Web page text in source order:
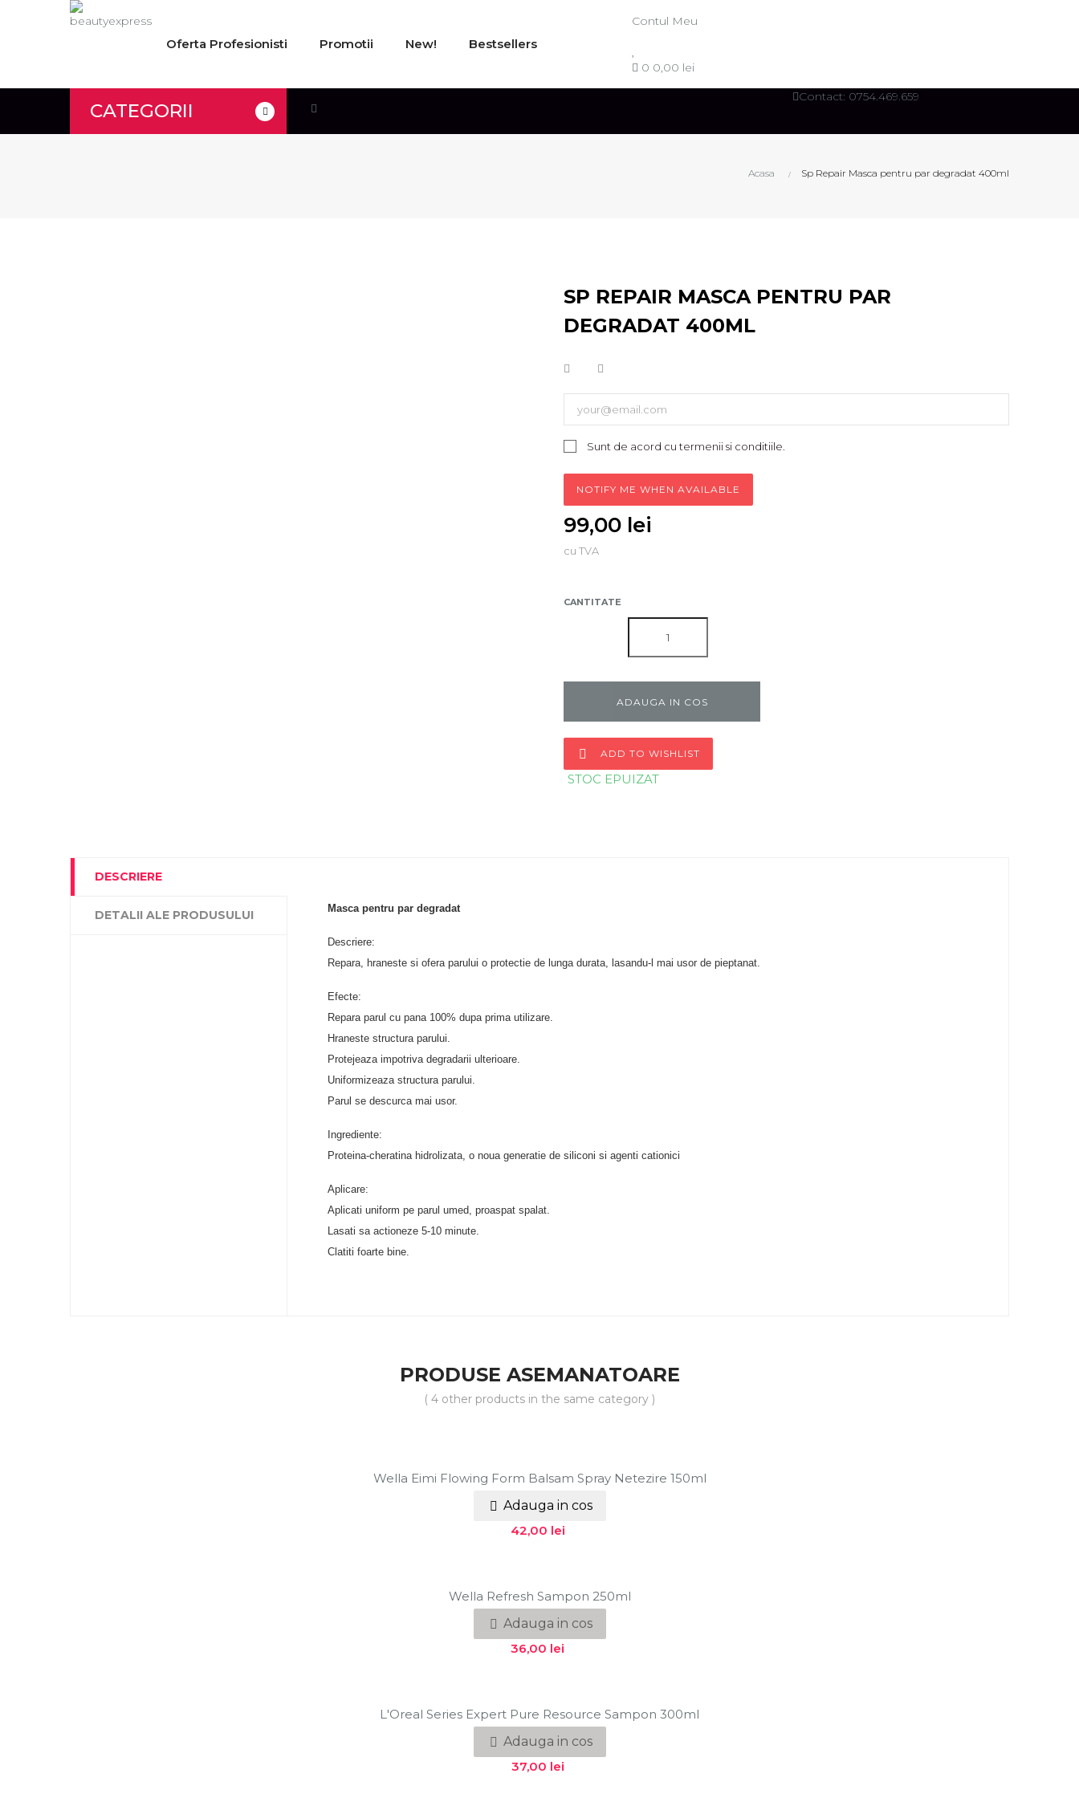
Oferta Profesionisti Promotii New! Bestsellers
Contul Meu
0 0,00 lei
CATEGORII
Contact: 0754.469.659
Acasa Sp Repair Masca pentru par degradat 400ml
SP REPAIR MASCA PENTRU PAR
DEGRADAT 400ML
Sunt de acord cu termenii si conditiile.
NOTIFY ME WHEN AVAILABLE
99,00 lei
cu TVA
CANTITATE
ADAUGA IN COS
 ADD TO WISHLIST
STOC EPUIZAT
DESCRIERE
DETALII ALE PRODUSULUI Masca pentru par degradat
Descriere:
Repara, hraneste si ofera parului o protectie de lunga durata, lasandu-l mai usor de pieptanat.
Efecte:
Repara parul cu pana 100% dupa prima utilizare.
Hraneste structura parului.
Protejeaza impotriva degradarii ulterioare.
Uniformizeaza structura parului.
Parul se descurca mai usor.
Ingrediente:
Proteina-cheratina hidrolizata, o noua generatie de siliconi si agenti cationici
Aplicare:
Aplicati uniform pe parul umed, proaspat spalat.
Lasati sa actioneze 5-10 minute.
Clatiti foarte bine.
PRODUSE ASEMANATOARE
( 4 other products in the same category )
Wella Eimi Flowing Form Balsam Spray Netezire 150ml
 Adauga in cos
Pret
42,00 lei
Wella Refresh Sampon 250ml
 Adauga in cos
Pret
36,00 lei
L'Oreal Series Expert Pure Resource Sampon 300ml
 Adauga in cos
Pret
37,00 lei